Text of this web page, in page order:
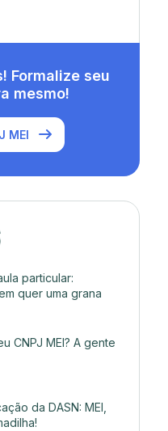
Formalize seu
mesmo!
MEI
particular:
quer uma grana
CNPJ MEI? A gente
da DASN: MEI,